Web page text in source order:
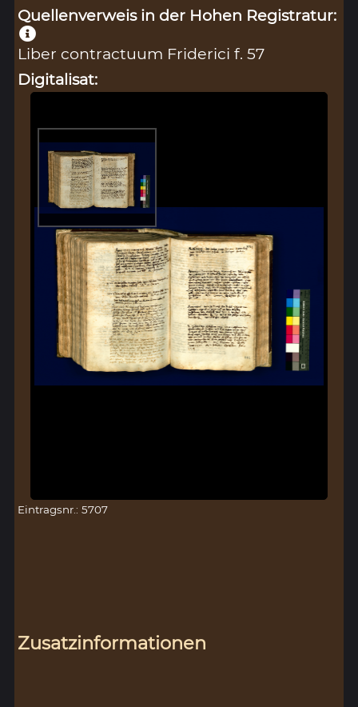
Quellenverweis in der Hohen Registratur:
Liber contractuum Friderici f. 57
Digitalisat:
Eintragsnr.: 5707
Zusatzinformationen